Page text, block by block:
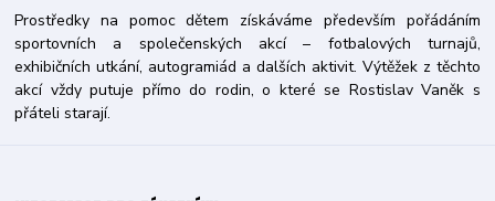
Prostředky na pomoc dětem získáváme především pořádáním
sportovních a společenských akcí – fotbalových turnajů,
exhibičních utkání, autogramiád a dalších aktivit. Výtěžek z těchto
akcí vždy putuje přímo do rodin, o které se Rostislav Vaněk s
přáteli starají.